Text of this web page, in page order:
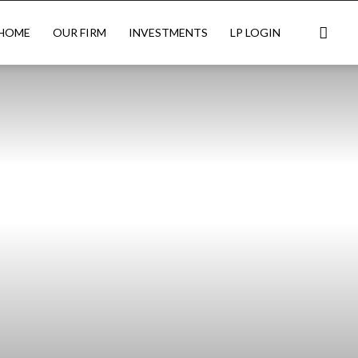
OUR FIRM INVESTMENTS LP LOGIN